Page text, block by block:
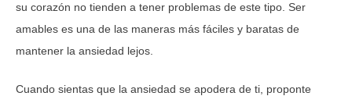
su corazón no tienden a tener problemas de este tipo. Ser
amables es una de las maneras más fáciles y baratas de
mantener la ansiedad lejos.
Cuando sientas que la ansiedad se apodera de ti, proponte